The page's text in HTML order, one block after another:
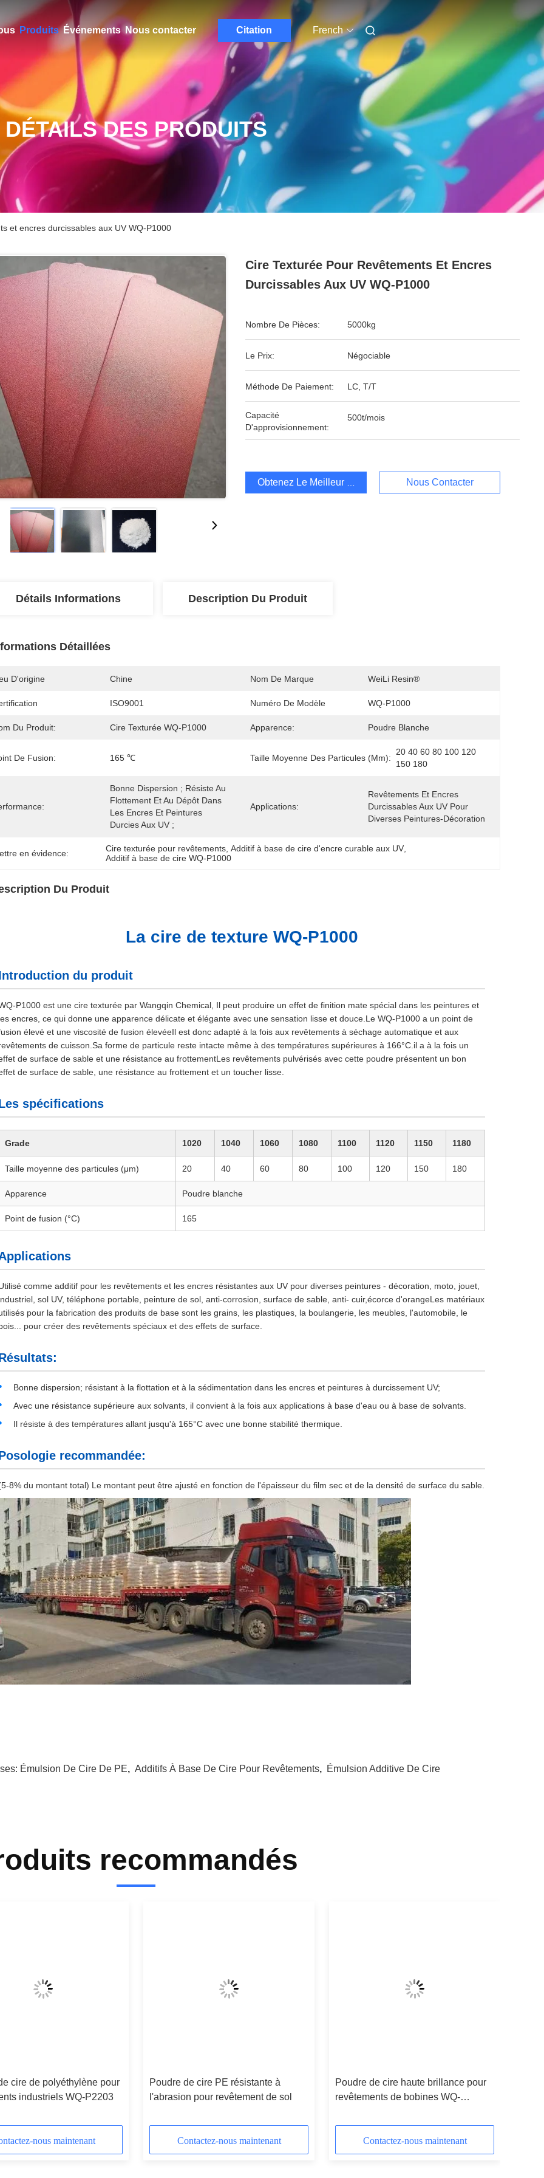
Produits Événements Nous contacter Citation French
DÉTAILS DES PRODUITS
et encres durcissables aux UV WQ-P1000
Cire Texturée Pour Revêtements Et Encres
Durcissables Aux UV WQ-P1000
Nombre De Pièces: 5000kg
Le Prix: Négociable
Méthode De Paiement: LC, T/T
Capacité
D'approvisionnement:
500t/mois
Obtenez Le Meilleur Prix Nous Contacter
Détails Informations Description Du Produit
Détaillées
D'origine Chine Nom De Marque WeiLi Resin®
ISO9001 Numéro De Modèle WQ-P1000
Du Produit: Cire Texturée WQ-P1000 Apparence: Poudre Blanche
De Fusion: 165 ℃ Taille Moyenne Des Particules (µm):
20 40 60 80 100 120
150 180
Bonne Dispersion ; Résiste Au
Flottement Et Au Dépôt Dans
Les Encres Et Peintures
Durcies Aux UV ;
Applications:
Revêtements Et Encres
Durcissables Aux UV Pour
Diverses Peintures-Décoration
en évidence: Cire texturée pour revêtements , Additif à base de cire d'encre curable aux UV
Additif à base de cire WQ-P1000
Du Produit
La cire de texture WQ-P1000
du produit
P1000 est une cire texturée par Wangqin Chemical, Il peut produire un effet de finition mate spécial dans les peintures et
encres, ce qui donne une apparence délicate et élégante avec une sensation lisse et douce.Le WQ-P1000 a un point de
élevé et une viscosité de fusion élevéeIl est donc adapté à la fois aux revêtements à séchage automatique et aux
de cuisson.Sa forme de particule reste intacte même à des températures supérieures à 166°C.il a à la fois un
de surface de sable et une résistance au frottementLes revêtements pulvérisés avec cette poudre présentent un bon
de surface de sable, une résistance au frottement et un toucher lisse.
spécifications
Grade 1020 1040 1060 1080 1100 1120 1150 1180
Taille moyenne des particules (μm) 20 40 60 80 100 120 150 180
Apparence Poudre blanche
Point de fusion (°C) 165
comme additif pour les revêtements et les encres résistantes aux UV pour diverses peintures - décoration, moto, jouet,
sol UV, téléphone portable, peinture de sol, anti-corrosion, surface de sable, anti- cuir,écorce d'orangeLes matériaux
pour la fabrication des produits de base sont les grains, les plastiques, la boulangerie, les meubles, l'automobile, le
pour créer des revêtements spéciaux et des effets de surface.
Bonne dispersion; résistant à la flottation et à la sédimentation dans les encres et peintures à durcissement UV;
Avec une résistance supérieure aux solvants, il convient à la fois aux applications à base d'eau ou à base de solvants.
Il résiste à des températures allant jusqu'à 165°C avec une bonne stabilité thermique.
recommandée:
8% du montant total) Le montant peut être ajusté en fonction de l'épaisseur du film sec et de la densité de surface du sable.
Émulsion De Cire De PE, Additifs À Base De Cire Pour Revêtements, Émulsion Additive De Cire
recommandés
cire de polyéthylène pour
industriels WQ-P2203
nous maintenant
Poudre de cire PE résistante à
l'abrasion pour revêtement de sol
Contactez-nous maintenant
Poudre de cire haute brillance pour
revêtements de bobines WQ-
Contactez-nous maintenant